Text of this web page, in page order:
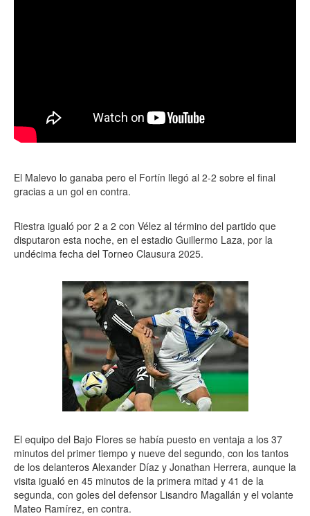
El Malevo lo ganaba pero el Fortín llegó al 2-2 sobre el final
gracias a un gol en contra.
Riestra igualó por 2 a 2 con Vélez al término del partido que
disputaron esta noche, en el estadio Guillermo Laza, por la
undécima fecha del Torneo Clausura 2025.
El equipo del Bajo Flores se había puesto en ventaja a los 37
minutos del primer tiempo y nueve del segundo, con los tantos
de los delanteros Alexander Díaz y Jonathan Herrera, aunque la
visita igualó en 45 minutos de la primera mitad y 41 de la
segunda, con goles del defensor Lisandro Magallán y el volante
Mateo Ramírez, en contra.